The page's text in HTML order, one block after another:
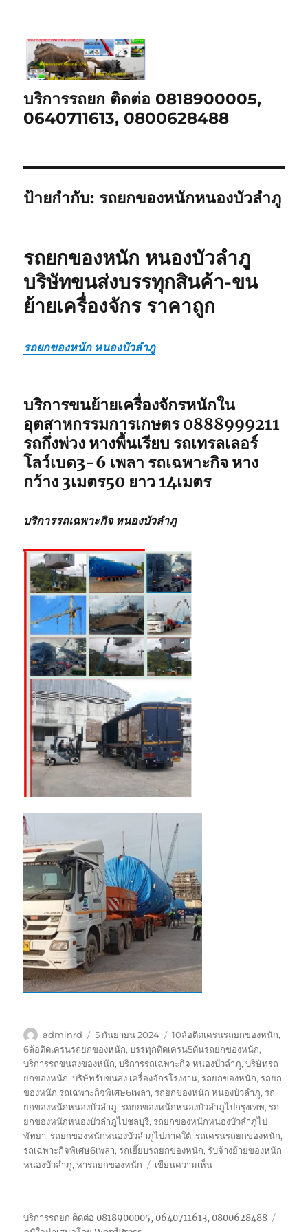
บริการรถยก ติดต่อ 0818900005,
0640711613, 0800628488
ป้ายกำกับ: รถยกของหนักหนองบัวลำภู
รถยกของหนัก หนองบัวลำภู
บริษัทขนส่งบรรทุกสินค้า-ขน
ย้ายเครื่องจักร ราคาถูก
รถยกของหนัก หนองบัวลำภู
บริการขนย้ายเครื่องจักรหนักใน
อุตสาหกรรมการเกษตร 0888999211
รถกึ่งพ่วง หางพื้นเรียบ รถเทรลเลอร์
โลว์เบด3-6 เพลา รถเฉพาะกิจ หาง
กว้าง 3เมตร50 ยาว 14เมตร
บริการรถเฉพาะกิจ หนองบัวลำภู
ผู้
เขียน
adminrd
เขียน
เมื่อ
5 กันยายน 2024
ป้าย
กำกับ
10ล้อติดเครนรถยกของหนัก,
6ล้อติดเครนรถยกของหนัก,บรรทุกติดเครน5ตันรถยกของหนัก,
บริการรถขนสงของหนัก,บริการรถเฉพาะกิจ หนองบัวลำภู,บริษัทรถ
ยกของหนัก,บริษัทรับขนส่ง เครื่องจักรโรงงาน,รถยกของหนัก,รถยก
ของหนัก รถเฉพาะกิจพิเศษ6เพลา,รถยกของหนัก หนองบัวลำภู,รถ
ยกของหนักหนองบัวลำภู,รถยกของหนักหนองบัวลำภูไปกรุงเทพ,รถ
ยกของหนักหนองบัวลำภูไปชลบุรี,รถยกของหนักหนองบัวลำภูไป
พัทยา,รถยกของหนักหนองบัวลำภูไปภาคใต้,รถเครนรถยกของหนัก,
รถเฉพาะกิจพิเศษ6เพลา,รถเฮี๊ยบรถยกของหนัก,รับจ้างย้ายของหนัก
หนองบัวลำภู,หารถยกของหนัก เขียนความเห็นบน
หนัก
บริการรถยก ติดต่อ 0818900005, 0640711613, 0800628488